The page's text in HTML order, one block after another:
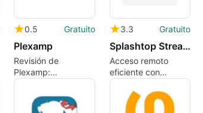
0.5 Gratuito
Plexamp
Revisión de
Plexamp:
Reproductor Musical
3.3 Gratuito
Splashtop Streamer
Acceso remoto
eficiente con
Splashtop Streamer